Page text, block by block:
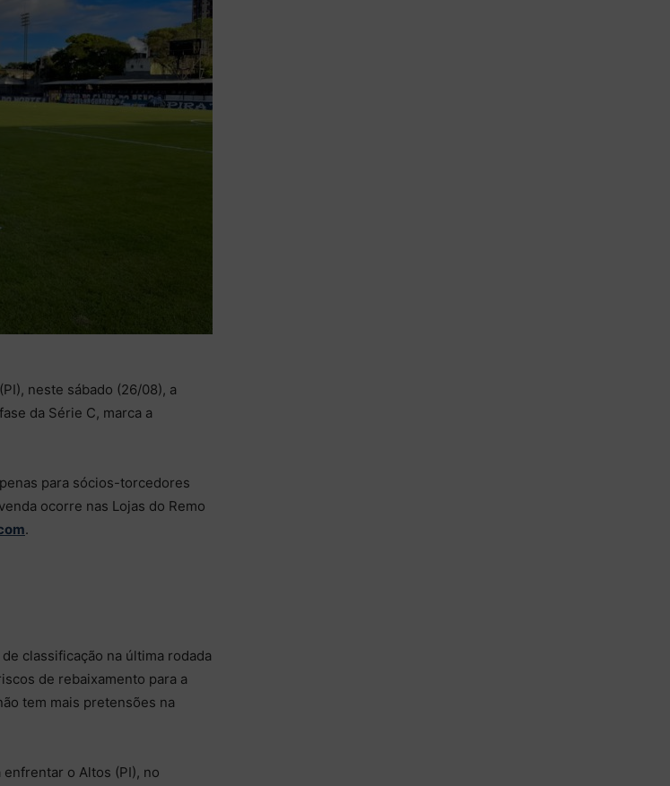
neste sábado (26/08), a
da Série C, marca a
para sócios-torcedores
ocorre nas Lojas do Remo
.
classificação na última rodada
de rebaixamento para a
tem mais pretensões na
enfrentar o Altos (PI), no